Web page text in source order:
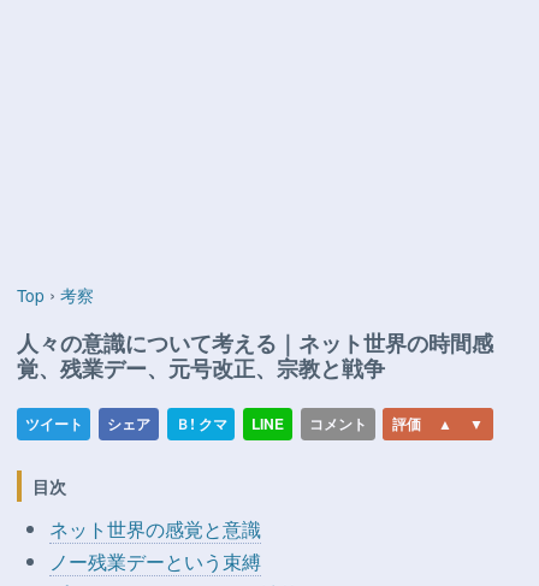
Top › 考察
人々の意識について考える｜ネット世界の時間感
覚、残業デー、元号改正、宗教と戦争
目次
ネット世界の感覚と意識
ノー残業デーという束縛